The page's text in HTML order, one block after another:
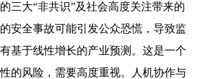
三大“非共识”及社会高度关注带来的
安全事故可能引发公众恐慌，导致监
基于线性增长的产业预测。这是一个
的风险，需要高度重视。人机协作与